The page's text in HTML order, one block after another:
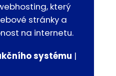
který
stránky a
na internetu.
systému |